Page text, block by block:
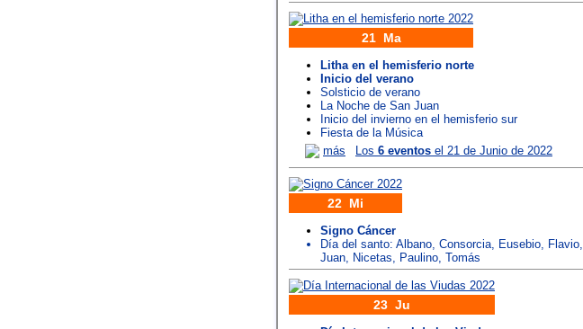
21 Ma
Litha en el hemisferio norte
Inicio del verano
Solsticio de verano
La Noche de San Juan
Inicio del invierno en el hemisferio sur
Fiesta de la Música
más
Los 6 eventos el 21 de Junio de 2022
22 Mi
Signo Cáncer
Día del santo: Albano, Consorcia, Eusebio, Flavio,
Juan, Nicetas, Paulino, Tomás
23 Ju